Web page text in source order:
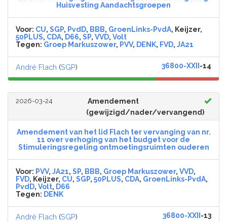
Huisvesting Aandachtsgroepen
Voor: CU, SGP, PvdD, BBB, GroenLinks-PvdA, Keijzer,
50PLUS, CDA, D66, SP, VVD, Volt
Tegen: Groep Markuszower, PVV, DENK, FVD, JA21
André Flach (SGP) 36800-XXII -14
2026-03-24
Amendement
(gewijzigd/nader/vervangend)
Amendement van het lid Flach ter vervanging van nr.
11 over verhoging van het budget voor de
Stimuleringsregeling ontmoetingsruimten ouderen
Voor: PVV, JA21, SP, BBB, Groep Markuszower, VVD,
FVD, Keijzer, CU, SGP, 50PLUS, CDA, GroenLinks-PvdA,
PvdD, Volt, D66
Tegen: DENK
André Flach (SGP) 36800-XXII -13